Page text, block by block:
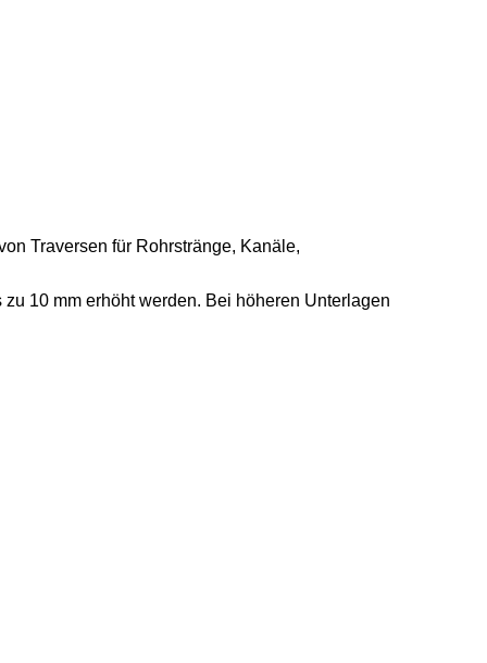
Traversen für Rohrstränge, Kanäle,
10 mm erhöht werden. Bei höheren Unterlagen